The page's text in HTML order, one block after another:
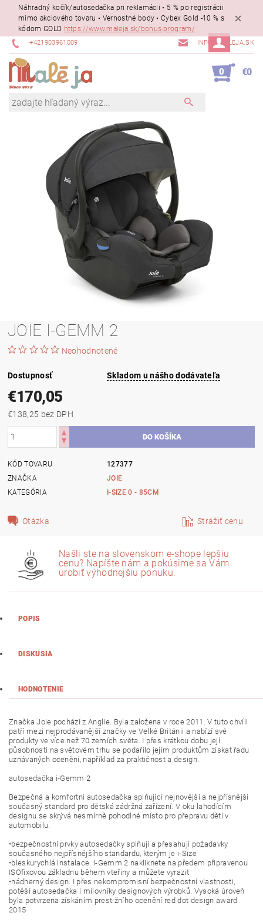
Náhradný kočík/autosedačka pri reklamácii • 5 % po registrácii
mimo akciového tovaru • Vernostné body • Cybex Gold -10 % s
kódom GOLD https://www.maleja.sk/bonus-program/
+421903961009 INFO@MALEJA.SK
0 €0
JOIE I-GEMM 2
Neohodnotené
Dostupnosť Skladom u nášho dodávateľa
€170,05
€138,25 bez DPH
KÓD TOVARU
127377
ZNAČKA
JOIE
KATEGÓRIA
I-SIZE 0 - 85CM
Otázka Strážiť cenu
Našli ste na slovenskom e-shope lepšiu
cenu? Napíšte nám a pokúsime sa Vám
urobiť výhodnejšiu ponuku.
POPIS
DISKUSIA
HODNOTENIE
Značka Joie pochází z Anglie. Byla založena v roce 2011. V tuto chvíli
patří mezi nejprodávanější značky ve Velké Británii a nabízí své
produkty ve více než 70 zemích světa. I přes krátkou dobu její
působnosti na světovém trhu se podařilo jejím produktům získat řadu
uznávaných ocenění, například za praktičnost a design.
autosedačka i-Gemm 2
Bezpečná a komfortní autosedačka splňující nejnovější a nejpřísnější
současný standard pro dětská zádržná zařízení. V oku lahodícím
designu se skrývá nesmírně pohodlné místo pro přepravu dětí v
automobilu.
•bezpečnostní prvky autosedačky splňují a přesahují požadavky
současného nejpřísnějšího standardu, kterým je i-Size
•bleskurychlá instalace. I-Gemm 2 nakliknete na předem připravenou
ISOfixovou základnu během vteřiny a můžete vyrazit
•nádherný design. I přes nekompromisní bezpečnostní vlastnosti,
potěší autosedačka i milovníky designových výrobků. Vysoká úroveň
byla potvrzena získáním prestižního ocenění red dot design award
2015